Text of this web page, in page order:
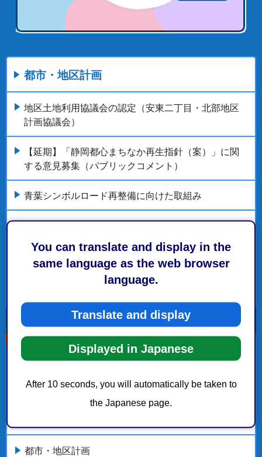
You can translate and display in the
same language as the web browser
language.
Translate and display
Displayed in Japanese
After 10 seconds, you will automatically be taken to
the Japanese page.
都市・地区計画
地区土地利用協議会の認定（安東二丁目・北部地区
計画協議会）
【延期】「静岡都心まちなか再生指針（案）」に関
する意見募集（パブリックコメント）
青葉シンボルロード再整備に向けた取組み
【結果の公表】「東静岡地区まちづくり基本構想
（案）」に関する意見募集（パブリックコメント）
こちらの記事も読まれています。
静岡都市計画の決定・変更（令和8年度）
都市・地区計画